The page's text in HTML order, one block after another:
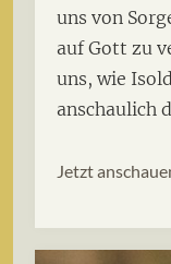
uns von
auf Gott zu
uns, wie
anschaulich
Jetzt